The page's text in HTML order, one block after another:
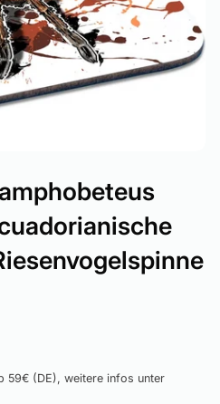
59€ (DE), weitere infos unter